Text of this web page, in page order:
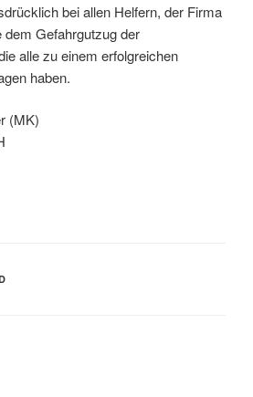
bei allen Helfern, der Firma
dem Gefahrgutzug der
alle zu einem erfolgreichen
haben.
Keller (MK)